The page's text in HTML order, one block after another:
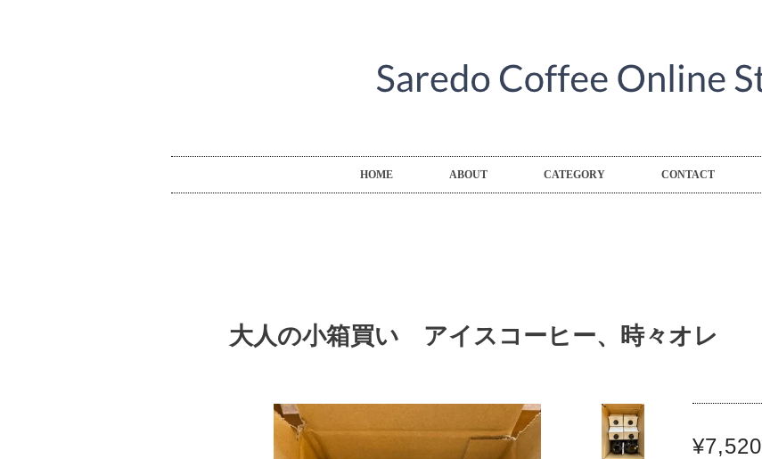
HOME ABOUT CATEGORY CONTACT
大人の小箱買い アイスコーヒー、時々オレ
¥7,520